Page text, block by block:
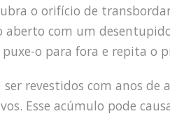
o orifício de
aberto com um
o para fora e repita o
revestidos com anos de
Esse acúmulo pode